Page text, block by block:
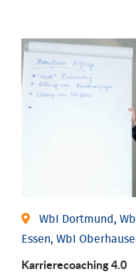
WbI Dortmund,
Essen, WbI
Karriere­coaching 4.0